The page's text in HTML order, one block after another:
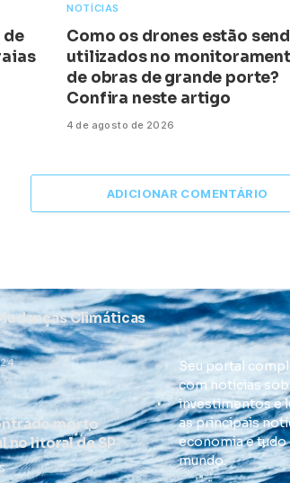
de
NOTÍCIAS
Como os drones estão
utilizados no
de obras de grande porte?
Confira neste artigo
4 de agosto de 2026
ADICIONAR COMENTÁRIO
Climáticas
morto
no litoral de SP
Seu portal
com notícias
investimentos e
as principais
economia e tudo
mundo.